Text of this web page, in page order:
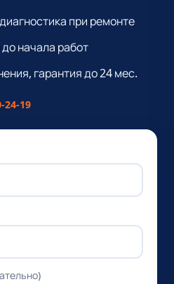
при ремонте
начала работ
гарантия до 24 мес.
24-19